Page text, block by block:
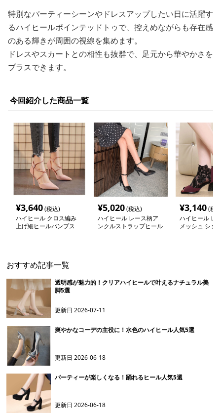
特別なパーティーシーンやドレスアップしたい日に活躍す
るハイヒールポインテッドトゥで、控えめながらも存在感
のある輝きが周囲の視線を集めます。
ドレスやスカートとの相性も抜群で、足元から華やかさを
プラスできます。
今回紹介した商品一覧
¥3,640(税込)
ハイヒール クロス編み
上げ細ヒールパンプス
¥5,020(税込)
ハイヒール レース柄ア
ンクルストラップヒール
¥3,140(税
ハイヒール レ
メッシュ ショ
おすすめ記事一覧
透明感が魅力的！クリアハイヒールで叶えるナチュラル美
脚5選
更新日2026-07-11
爽やかなコーデの主役に！水色のハイヒール人気5選
更新日2026-06-18
パーティーが楽しくなる！踊れるヒール人気5選
更新日2026-06-18